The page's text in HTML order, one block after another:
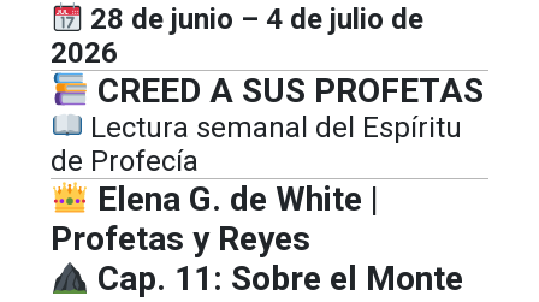
28 de junio – 4 de julio de
2026
CREED A SUS PROFETAS
Lectura semanal del Espíritu
de Profecía
Elena G. de White |
Profetas y Reyes
Cap. 11: Sobre el Monte